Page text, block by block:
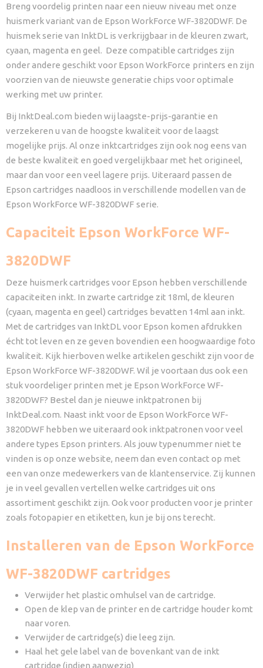
Breng voordelig printen naar een nieuw niveau met onze
huismerk variant van de Epson WorkForce WF-3820DWF. De
huismek serie van InktDL is verkrijgbaar in de kleuren zwart,
cyaan, magenta en geel. Deze compatible cartridges zijn
onder andere geschikt voor Epson WorkForce printers en zijn
voorzien van de nieuwste generatie chips voor optimale
werking met uw printer.
Bij InktDeal.com bieden wij laagste-prijs-garantie en
verzekeren u van de hoogste kwaliteit voor de laagst
mogelijke prijs. Al onze inktcartridges zijn ook nog eens van
de beste kwaliteit en goed vergelijkbaar met het origineel,
maar dan voor een veel lagere prijs. Uiteraard passen de
Epson cartridges naadloos in verschillende modellen van de
Epson WorkForce WF-3820DWF serie.
Capaciteit Epson WorkForce WF-
3820DWF
Deze huismerk cartridges voor Epson hebben verschillende
capaciteiten inkt. In zwarte cartridge zit 18ml, de kleuren
(cyaan, magenta en geel) cartridges bevatten 14ml aan inkt.
Met de cartridges van InktDL voor Epson komen afdrukken
écht tot leven en ze geven bovendien een hoogwaardige foto
kwaliteit. Kijk hierboven welke artikelen geschikt zijn voor de
Epson WorkForce WF-3820DWF. Wil je voortaan dus ook een
stuk voordeliger printen met je Epson WorkForce WF-
3820DWF? Bestel dan je nieuwe inktpatronen bij
InktDeal.com. Naast inkt voor de Epson WorkForce WF-
3820DWF hebben we uiteraard ook inktpatronen voor veel
andere types Epson printers. Als jouw typenummer niet te
vinden is op onze website, neem dan even contact op met
een van onze medewerkers van de klantenservice. Zij kunnen
je in veel gevallen vertellen welke cartridges uit ons
assortiment geschikt zijn. Ook voor producten voor je printer
zoals fotopapier en etiketten, kun je bij ons terecht.
Installeren van de Epson WorkForce
WF-3820DWF cartridges
Verwijder het plastic omhulsel van de cartridge.
Open de klep van de printer en de cartridge houder komt
naar voren.
Verwijder de cartridge(s) die leeg zijn.
Haal het gele label van de bovenkant van de inkt
cartridge (indien aanwezig)